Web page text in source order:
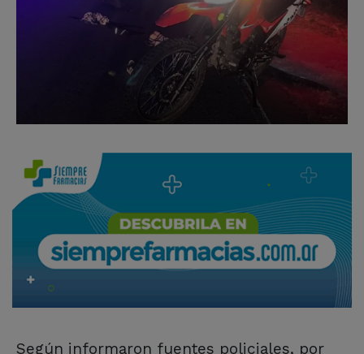
Según informaron fuentes policiales, por